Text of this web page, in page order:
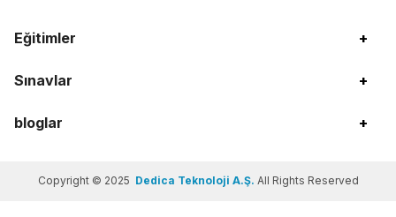
Eğitimler +
Sınavlar +
bloglar +
Copyright © 2025 Dedica Teknoloji A.Ş. All Rights Reserved